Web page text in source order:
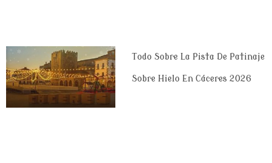
Todo Sobre La Pista De Patinaje
Sobre Hielo En Cáceres 2026